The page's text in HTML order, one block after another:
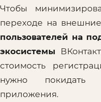
Чтобы
переходе на
пользователей на
экосистемы
стоимость
нужно покидать
приложения.